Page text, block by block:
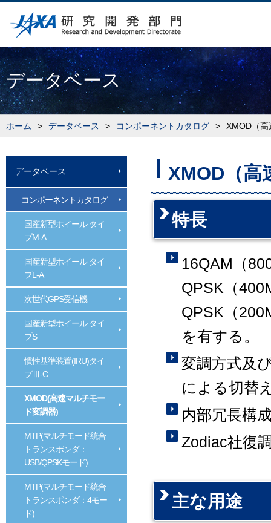
データベース
ホーム > データベース > コンポーネントカタログ > XMOD（高
データベース
コンポーネントカタログ
国産新型ホイール タイ
プM-A
国産新型ホイール タイ
プL-A
次世代GPS受信機
国産新型ホイール タイ
プS
慣性基準装置(IRU)タイ
プⅢ-C
XMOD(高速マルチモー
ド変調器)
MTP(マルチモード統合
トランスポンダ：
USB/QPSKモード)
MTP(マルチモード統合
トランスポンダ：4モー
ド)
XMOD（高
特長
16QAM（
QPSK（
QPSK（
を有する。
変調方式及
による切替
内部冗長構
Zodiac社復
主な用途